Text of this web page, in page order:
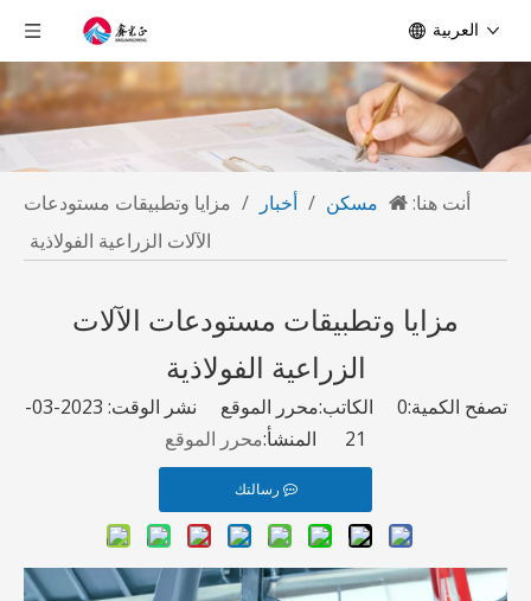
العربية
أنت هنا: مسكن / أخبار / مزايا وتطبيقات مستودعات
الآلات الزراعية الفولاذية
مزايا وتطبيقات مستودعات الآلات
الزراعية الفولاذية
تصفح الكمية:0
الكاتب:محرر الموقع نشر الوقت: 2023-03-
21 المنشأ:
محرر الموقع
رسالتك